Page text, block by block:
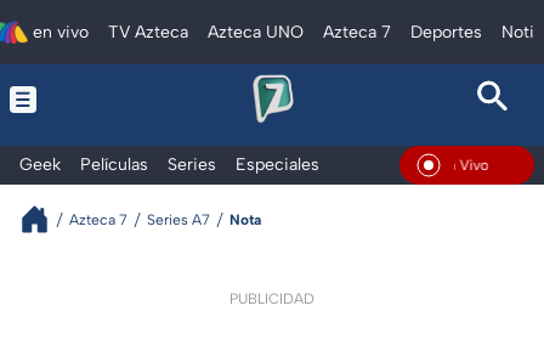
en vivo TV Azteca Azteca UNO Azteca 7 Deportes
Geek Películas Series Especiales En Vivo
Azteca 7 Series A7 Nota
PUBLICIDAD